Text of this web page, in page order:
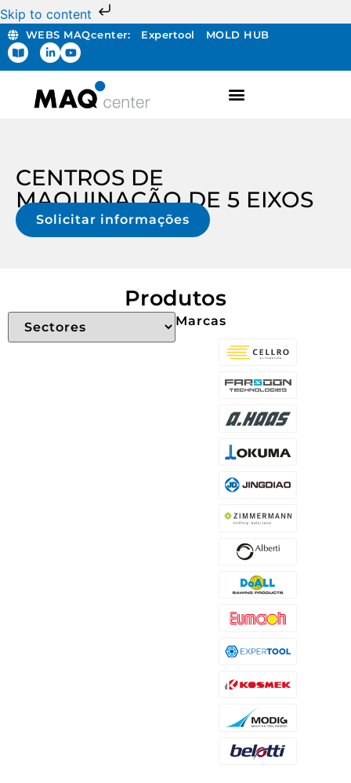
Skip to content
WEBS MAQcenter: Expertool MOLD HUB
CENTROS DE
MAQUINAÇÃO DE 5 EIXOS
Solicitar informações
Produtos
Marcas